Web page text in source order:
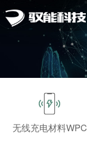
无线充电材料WPC